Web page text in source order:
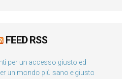
FEED RSS
per un accesso giusto ed
un mondo più sano e giusto